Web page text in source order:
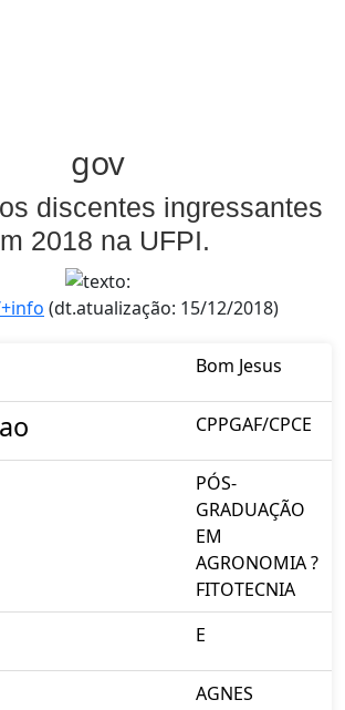
gov
discentes ingressantes
2018 na UFPI.
(dt.atualização: 15/12/2018)
Bom Jesus
CPPGAF/CPCE
PÓS-
GRADUAÇÃO
EM
AGRONOMIA ?
FITOTECNIA
E
AGNES